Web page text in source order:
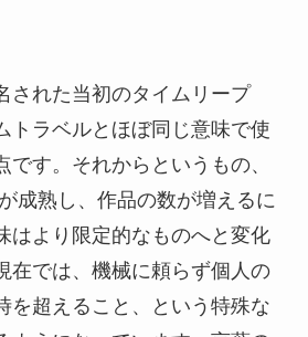
された当初のタイムリープ
トラベルとほぼ同じ意味で使
す。それからというもの、
成熟し、作品の数が増えるに
はより限定的なものへと変化
在では、機械に頼らず個人の
を超えること、という特殊な